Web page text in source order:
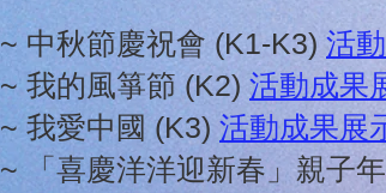
~ 中秋節慶祝會 (K1-K3) 活
~ 我的風箏節 (K2) 活動成果
~ 我愛中國 (K3) 活動成果展
~ 「喜慶洋洋迎新春」親子